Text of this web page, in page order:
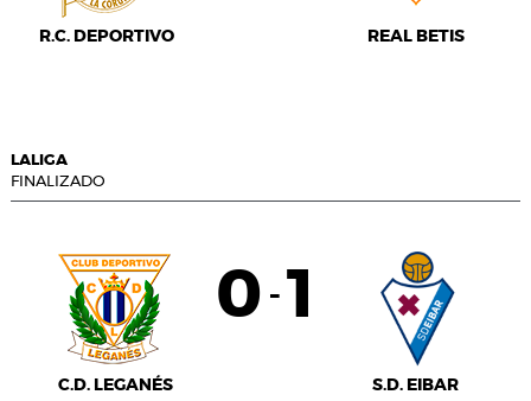
R.C. DEPORTIVO REAL BETIS
LALIGA
FINALIZADO
C.D. LEGANÉS
0 - 1
S.D. EIBAR